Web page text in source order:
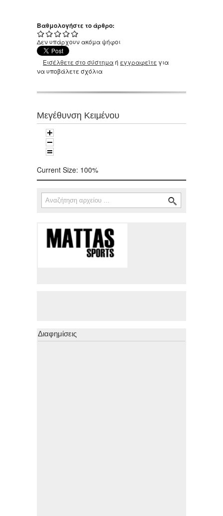
Βαθμολογήστε το άρθρο:
Δεν υπάρχουν ακόμα ψήφοι
Εισέλθετε στο σύστημαή εγγραφείτε για
να υποβάλετε σχόλια
Μεγέθυνση Κειμένου
Current Size: 100%
Φόρμα αναζήτησης
Αναζήτηση
Διαφημίσεις